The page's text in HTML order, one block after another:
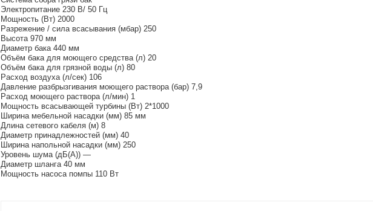
Электропитание 230 В/ 50 Гц
Мощность (Вт) 2000
Разрежение / сила всасывания (мбар) 250
Высота 970 мм
Диаметр бака 440 мм
Объём бака для моющего средства (л) 20
Объём бака для грязной воды (л) 80
Расход воздуха (л/сек) 106
Давление разбрызгивания моющего раствора (бар) 7,9
Расход моющего раствора (л/мин) 1
Мощность всасывающей турбины (Вт) 2*1000
Ширина мебельной насадки (мм) 85 мм
Длина сетевого кабеля (м) 8
Диаметр принадлежностей (мм) 40
Ширина напольной насадки (мм) 250
Уровень шума (дБ(А)) —
Диаметр шланга 40 мм
Мощность насоса помпы 110 Вт